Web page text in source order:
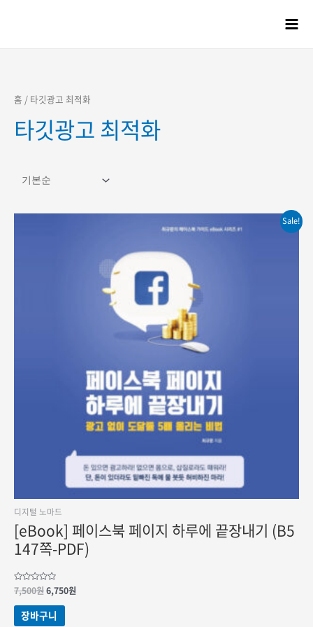
홈 / 타깃광고 최적화
타깃광고 최적화
Sale!
디지털 노마드
[eBook] 페이스북 페이지 하루에 끝장내기 (B5
147쪽-PDF)
5
중에서
0
로
평가됨
7,500원원래
7,500원.
6,750원
장바구니